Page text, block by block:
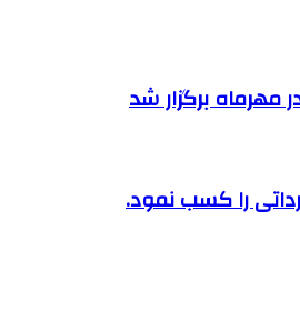
برگزار شد
را کسب نمود.